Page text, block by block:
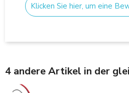
Klicken Sie hier, um eine
4 andere Artikel in der